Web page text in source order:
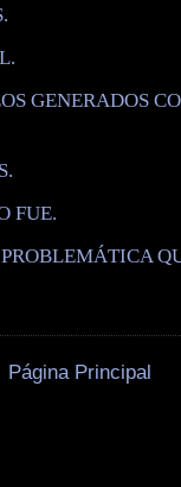
GENERADOS
FUE.
Página Principal